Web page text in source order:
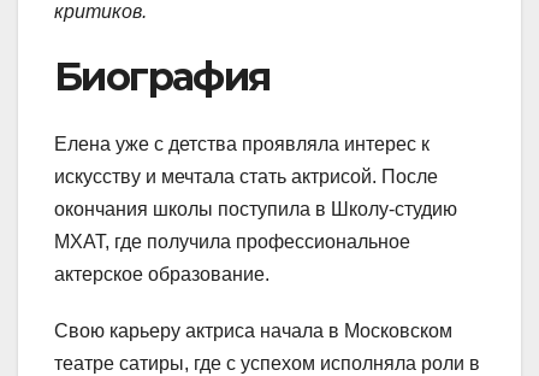
критиков.
Биография
Елена уже с детства проявляла интерес к
искусству и мечтала стать актрисой. После
окончания школы поступила в Школу-студию
МХАТ, где получила профессиональное
актерское образование.
Свою карьеру актриса начала в Московском
театре сатиры, где с успехом исполняла роли в